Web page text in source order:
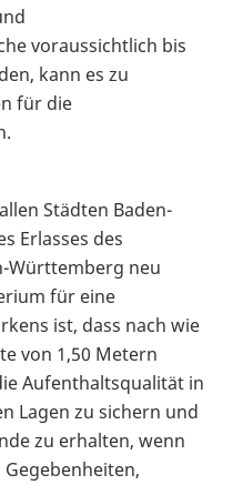
voraussichtlich bis
kann es zu
für die
Städten Baden-
Erlasses des
Württemberg neu
für eine
ist, dass nach wie
von 1,50 Metern
Aufenthaltsqualität in
Lagen zu sichern und
zu erhalten, wenn